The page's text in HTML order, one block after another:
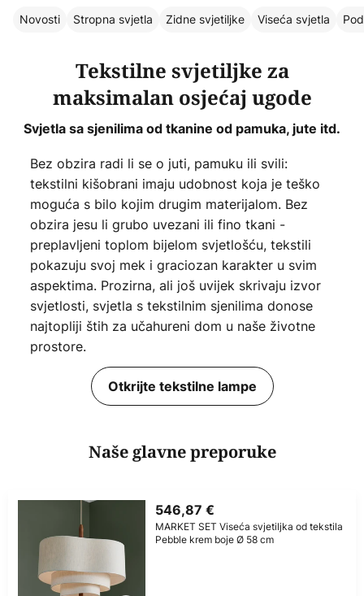
Novosti Stropna svjetla Zidne svjetiljke Viseća svjetla
Tekstilne svjetiljke za
maksimalan osjećaj ugode
Svjetla sa sjenilima od tkanine od pamuka, jute itd.
Bez obzira radi li se o juti, pamuku ili svili:
tekstilni kišobrani imaju udobnost koja je teško
moguća s bilo kojim drugim materijalom. Bez
obzira jesu li grubo uvezani ili fino tkani -
preplavljeni toplom bijelom svjetlošću, tekstili
pokazuju svoj mek i graciozan karakter u svim
aspektima. Prozirna, ali još uvijek skrivaju izvor
svjetlosti, svjetla s tekstilnim sjenilima donose
najtopliji štih za učahureni dom u naše životne
prostore.
Otkrijte tekstilne lampe
Naše glavne preporuke
546,87 €
MARKET SET Viseća svjetiljka od tekstila
Pebble krem boje Ø 58 cm